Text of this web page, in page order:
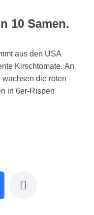
10 Samen.
aus den USA
Kirschtomate. An
die roten
in 6er-Rispen